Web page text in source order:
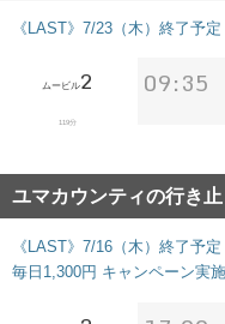
《LAST》7/23（木）終了予
ムービル2
119分
09:35
ユマカウンティの行き
《LAST》7/16（木）終了予
毎日1,300円 キャンペーン実